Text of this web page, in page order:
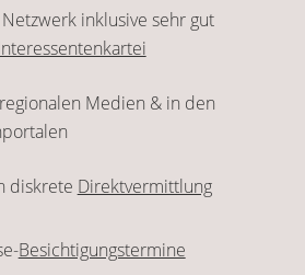
inklusive sehr gut
Medien & in den
diskrete Direktvermittlung
Besichtigungstermine